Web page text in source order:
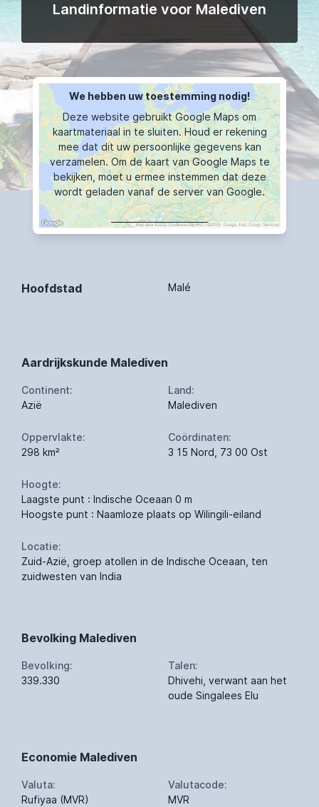
Landinformatie voor Malediven
We hebben uw toestemming nodig!
Deze website gebruikt Google Maps om
kaartmateriaal in te sluiten. Houd er rekening
mee dat dit uw persoonlijke gegevens kan
verzamelen. Om de kaart van Google Maps te
bekijken, moet u ermee instemmen dat deze
wordt geladen vanaf de server van Google.
KAART TOONT
Hoofdstad Malé
Aardrijkskunde Malediven
Continent:
Azië
Land:
Malediven
Oppervlakte:
298 km²
Coördinaten:
3 15 Nord, 73 00 Ost
Hoogte:
Laagste punt : Indische Oceaan 0 m
Hoogste punt : Naamloze plaats op Wilingili-eiland
Locatie:
Zuid-Azië, groep atollen in de Indische Oceaan, ten
zuidwesten van India
Bevolking Malediven
Bevolking:
339.330
Talen:
Dhivehi, verwant aan het
oude Singalees Elu
Economie Malediven
Valuta:
Rufiyaa (MVR)
Valutacode:
MVR